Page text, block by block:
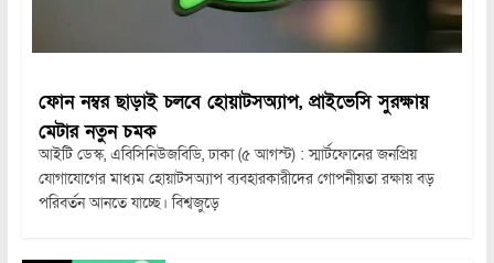
ফোন নম্বর ছাড়াই চলবে হোয়াটসঅ্যাপ, প্রাইভেসি সুরক্ষায়
মেটার নতুন চমক
আইটি ডেস্ক, এবিসিনিউজবিডি, ঢাকা (৫ আগস্ট) : স্মার্টফোনের জনপ্রিয়
যোগাযোগের মাধ্যম হোয়াটসঅ্যাপ ব্যবহারকারীদের গোপনীয়তা রক্ষায় বড়
পরিবর্তন আনতে যাচ্ছে। বিশ্বজুড়ে